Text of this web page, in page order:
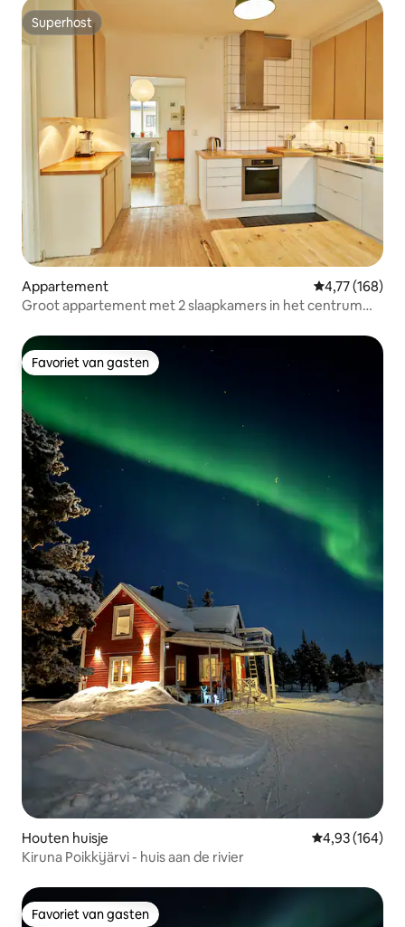
Superhost
Superhost
Appartement Gemiddelde
4,77 (168)
Groot appartement met 2 slaapkamers in het centrum
Favoriet van gasten
Favoriet van gasten
Houten huisje Gemiddelde
4,93 (164)
Kiruna Poikkijärvi - huis aan de rivier
Favoriet van gasten
Favoriet van gasten